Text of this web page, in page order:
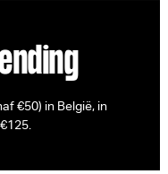
€50) in België, in